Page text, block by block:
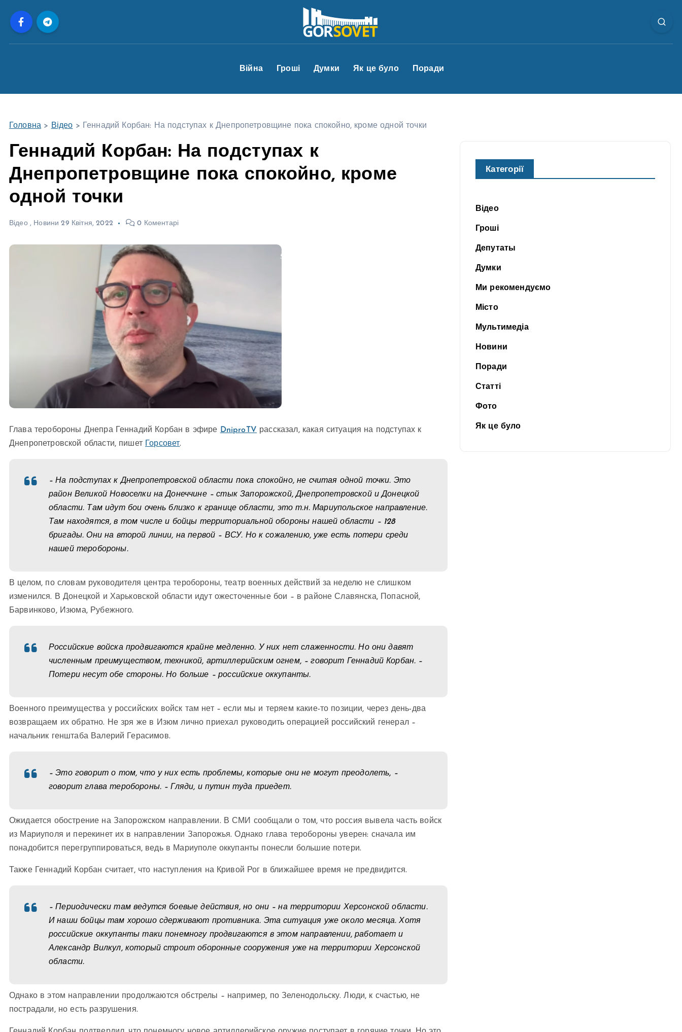
Війна Гроші Думки Як це було Поради
Головна > Відео > Геннадий Корбан: На подступах к Днепропетровщине пока спокойно, кроме одной точки
Геннадий Корбан: На подступах к
Днепропетровщине пока спокойно, кроме
одной точки
Відео, Новини 29 Квітня, 2022 0 Коментарі
Глава теробороны Днепра Геннадий Корбан в эфире DniproTV рассказал, какая ситуация на подступах к
Днепропетровской области, пишет
Горсовет.
– На подступах к Днепропетровской области пока спокойно, не считая одной точки. Это
район Великой Новоселки на Донеччине – стык Запорожской, Днепропетровской и Донецкой
области. Там идут бои очень близко к границе области, это т.н. Мариупольское направление.
Там находятся, в том числе и бойцы территориальной обороны нашей области – 128
бригады. Они на второй линии, на первой – ВСУ. Но к сожалению, уже есть потери среди
нашей теробороны.
В целом, по словам руководителя центра теробороны, театр военных действий за неделю не слишком
изменился. В Донецкой и Харьковской области идут ожесточенные бои – в районе Славянска, Попасной,
Барвинково, Изюма, Рубежного.
Российские войска продвигаются крайне медленно. У них нет слаженности. Но они давят
численным преимуществом, техникой, артиллерийским огнем, – говорит Геннадий Корбан. –
Потери несут обе стороны. Но больше – российские оккупанты.
Военного преимущества у российских войск там нет – если мы и теряем какие-то позиции, через день-два
возвращаем их обратно. Не зря же в Изюм лично приехал руководить операцией российский генерал –
начальник генштаба Валерий Герасимов.
– Это говорит о том, что у них есть проблемы, которые они не могут преодолеть, –
говорит глава теробороны. – Гляди, и путин туда приедет.
Ожидается обострение на Запорожском направлении. В СМИ сообщали о том, что россия вывела часть войск
из Мариуполя и перекинет их в направлении Запорожья. Однако глава теробороны уверен: сначала им
понадобится перегруппироваться, ведь в Мариуполе оккупанты понесли большие потери.
Также Геннадий Корбан считает, что наступления на Кривой Рог в ближайшее время не предвидится.
– Периодически там ведутся боевые действия, но они – на территории Херсонской области.
И наши бойцы там хорошо сдерживают противника. Эта ситуация уже около месяца. Хотя
российские оккупанты таки понемногу продвигаются в этом направлении, работает и
Александр Вилкул, который строит оборонные сооружения уже на территории Херсонской
области.
Однако в этом направлении продолжаются обстрелы – например, по Зеленодольску. Люди, к счастью, не
пострадали, но есть разрушения.
Категорії
Відео
Гроші
Депутаты
Думки
Ми рекомендуємо
Місто
Мультимедіа
Новини
Поради
Статті
Фото
Як це було